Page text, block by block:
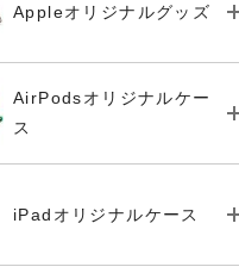
Appleオリジナルグッズ
AirPodsオリジナルケー
ス
iPadオリジナルケース